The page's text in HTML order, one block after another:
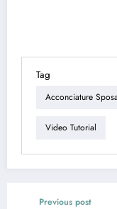
Tag
Acconciature Sposa
Video Tutorial
Previous post